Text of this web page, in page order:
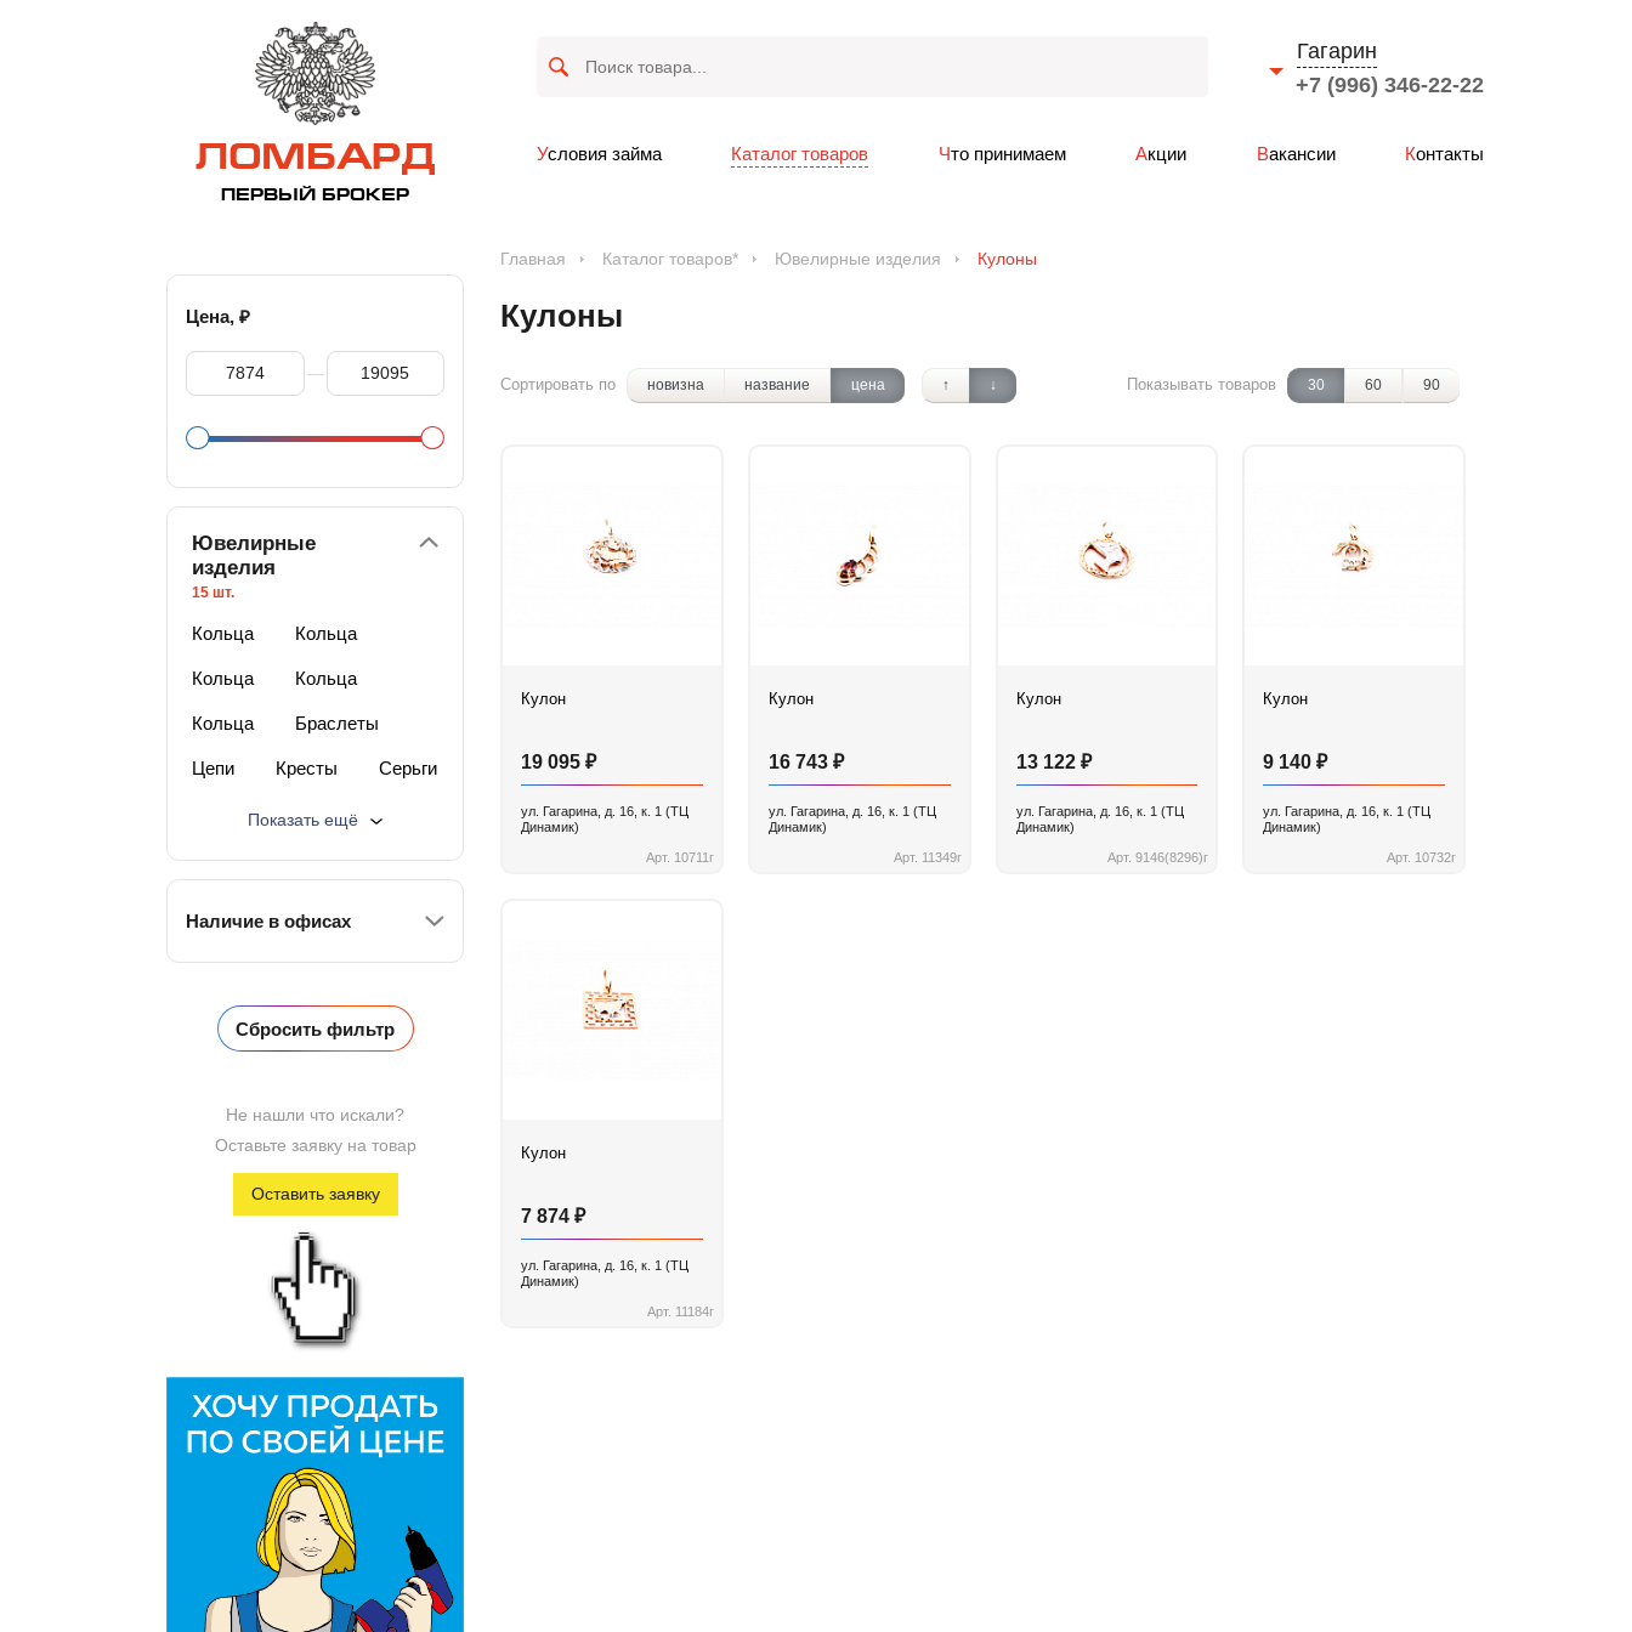
ЛОМБАРД
ПЕРВЫЙ БРОКЕР
Гагарин
+7 (996) 346-22-22
Условия займа Каталог товаров Что принимаем Акции Вакансии Контакты
Главная Каталог товаров* Ювелирные изделия Кулоны
Цена, ₽
—
Ювелирные
изделия
15 шт.
Кольца Кольца
Кольца Кольца
Кольца Браслеты
Цепи Кресты Серьги
Кулоны Монеты
Часы
Футляры Лучшая цена
Первый Ювелирный
Показать ещё
Наличие в офисах
Не нашли что искали?
Оставьте заявку на товар
Оставить заявку
Кулоны
Сортировать по новизна название цена ↑ ↓ Показывать товаров 30 60 90
Кулон
19 095 ₽
ул. Гагарина, д. 16, к. 1 (ТЦ
Динамик)
Арт. 10711г
Кулон
16 743 ₽
ул. Гагарина, д. 16, к. 1 (ТЦ
Динамик)
Арт. 11349г
Кулон
13 122 ₽
ул. Гагарина, д. 16, к. 1 (ТЦ
Динамик)
Арт. 9146(8296)г
Кулон
9 140₽
ул. Гагарина, д. 16, к. 1 (ТЦ
Динамик)
Арт. 10732г
Кулон
7 874 ₽
ул. Гагарина, д. 16, к. 1 (ТЦ
Динамик)
Арт. 11184г